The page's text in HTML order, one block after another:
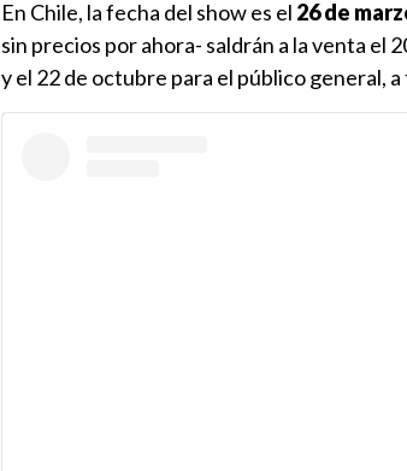
En Chile, la fecha del show es el 26 de
sin precios por ahora- saldrán a la venta el
y el 22 de octubre para el público general,